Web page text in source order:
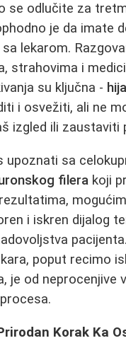
se odlučite za
je da imate
lekarom.
strahovima i
su ključna -
i osvežiti, ali ne
izgled ili zaustaviti
upoznati sa
filera koji
i iskren dijalog
poput recimo
je od neprocenjive
Korak Ka